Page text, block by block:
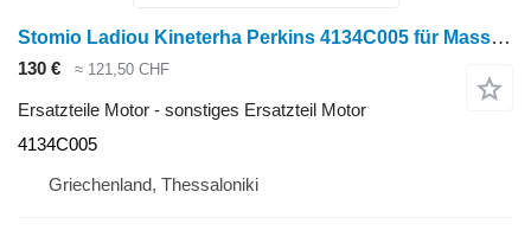
Stomio Ladiou Kineterha Perkins 4134C005 für Massey Ferguson Radtraktor
130 € ≈ 121,50 CHF
Ersatzteile Motor - sonstiges Ersatzteil Motor
4134C005
Griechenland, Thessaloniki